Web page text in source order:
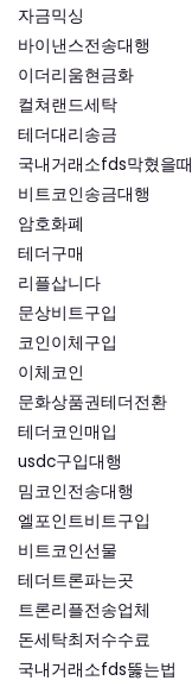
자금믹싱
바이낸스전송대행
이더리움현금화
컬쳐랜드세탁
테더대리송금
국내거래소fds막혔을때
비트코인송금대행
암호화폐
테더구매
리플삽니다
문상비트구입
코인이체구입
이체코인
문화상품권테더전환
테더코인매입
usdc구입대행
밈코인전송대행
엘포인트비트구입
비트코인선물
테더트론파는곳
트론리플전송업체
돈세탁최저수수료
국내거래소fds뚫는법